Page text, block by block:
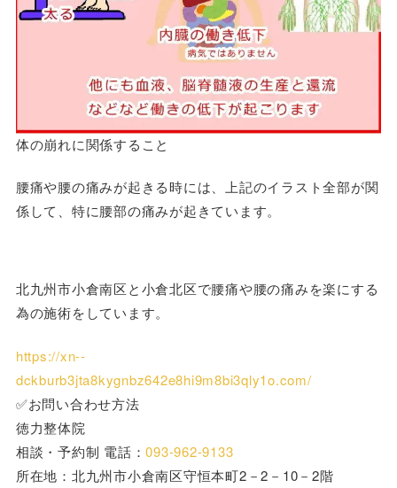
体の崩れに関係すること
腰痛や腰の痛みが起きる時には、上記のイラスト全部が関
係して、特に腰部の痛みが起きています。
北九州市小倉南区と小倉北区で腰痛や腰の痛みを楽にする
為の施術をしています。
https://xn--
dckburb3jta8kygnbz642e8hi9m8bi3qly1o.com/
✅お問い合わせ方法
徳力整体院
相談・予約制 電話：093-962-9133
所在地：北九州市小倉南区守恒本町2－2－10－2階